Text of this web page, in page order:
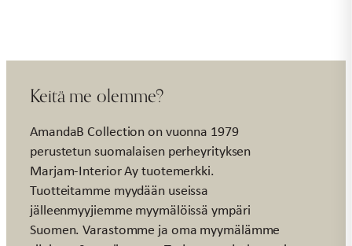
Keitä me olemme?
AmandaB Collection on vuonna 1979
perustetun suomalaisen perheyrityksen
Marjam-Interior Ay tuotemerkki.
Tuotteitamme myydään useissa
jälleenmyyjiemme myymälöissä ympäri
Suomen. Varastomme ja oma myymälämme